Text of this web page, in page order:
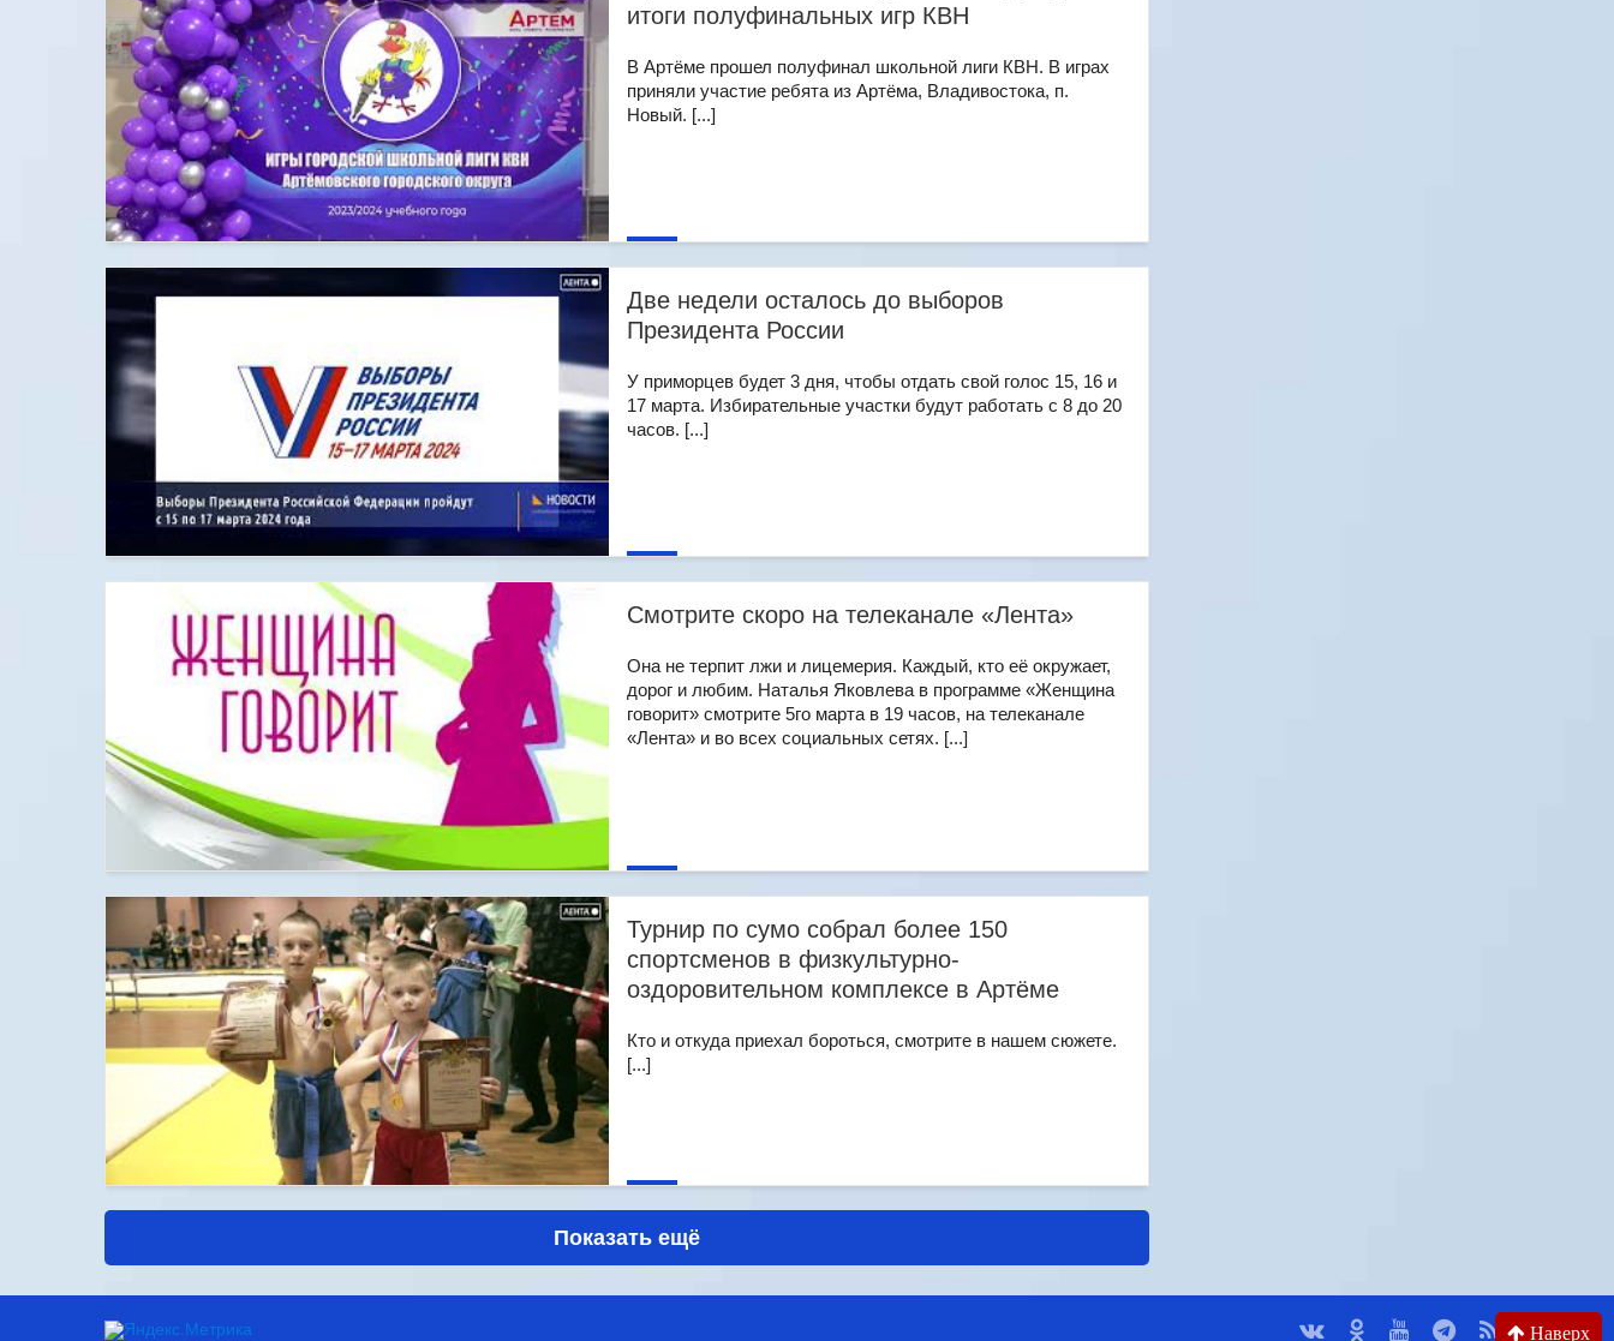
итоги полуфинальных игр КВН
В Артёме прошел полуфинал школьной лиги КВН. В играх
приняли участие ребята из Артёма, Владивостока, п.
Новый. [...]
Две недели осталось до выборов
Президента России
У приморцев будет 3 дня, чтобы отдать свой голос 15, 16 и
17 марта. Избирательные участки будут работать с 8 до 20
часов. [...]
Смотрите скоро на телеканале «Лента»
Она не терпит лжи и лицемерия. Каждый, кто её окружает,
дорог и любим. Наталья Яковлева в программе «Женщина
говорит» смотрите 5го марта в 19 часов, на телеканале
«Лента» и во всех социальных сетях. [...]
Турнир по сумо собрал более 150
спортсменов в физкультурно-
оздоровительном комплексе в Артёме
Кто и откуда приехал бороться, смотрите в нашем сюжете.
[...]
Показать ещё
Наверх